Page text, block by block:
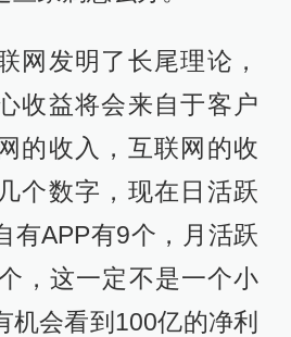
网发明了长尾理论，
收益将会来自于客户
的收入，互联网的收
个数字，现在日活跃
有APP有9个，月活跃
，这一定不是一个小
机会看到100亿的净利